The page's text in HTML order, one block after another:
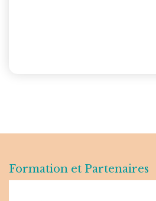
Formation et Partenaires